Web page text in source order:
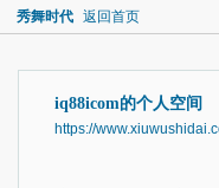
秀舞时代 返回首页
iq88icom的个人空间
https://